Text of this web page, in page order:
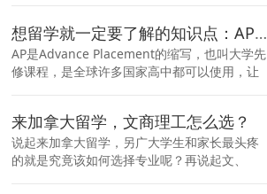
目标是在2025年引进50万人。
想留学就一定要了解的知识点：AP课程大揭秘！
AP是Advance Placement的缩写，也叫大学先
修课程，是全球许多国家高中都可以使用，让
数之后，可以获得国外大学的学分、优先选修
高级课程，甚至两者皆可..
来加拿大留学，文商理工怎么选？
说起来加拿大留学，另广大学生和家长最头疼
的就是究竟该如何选择专业呢？再说起文、